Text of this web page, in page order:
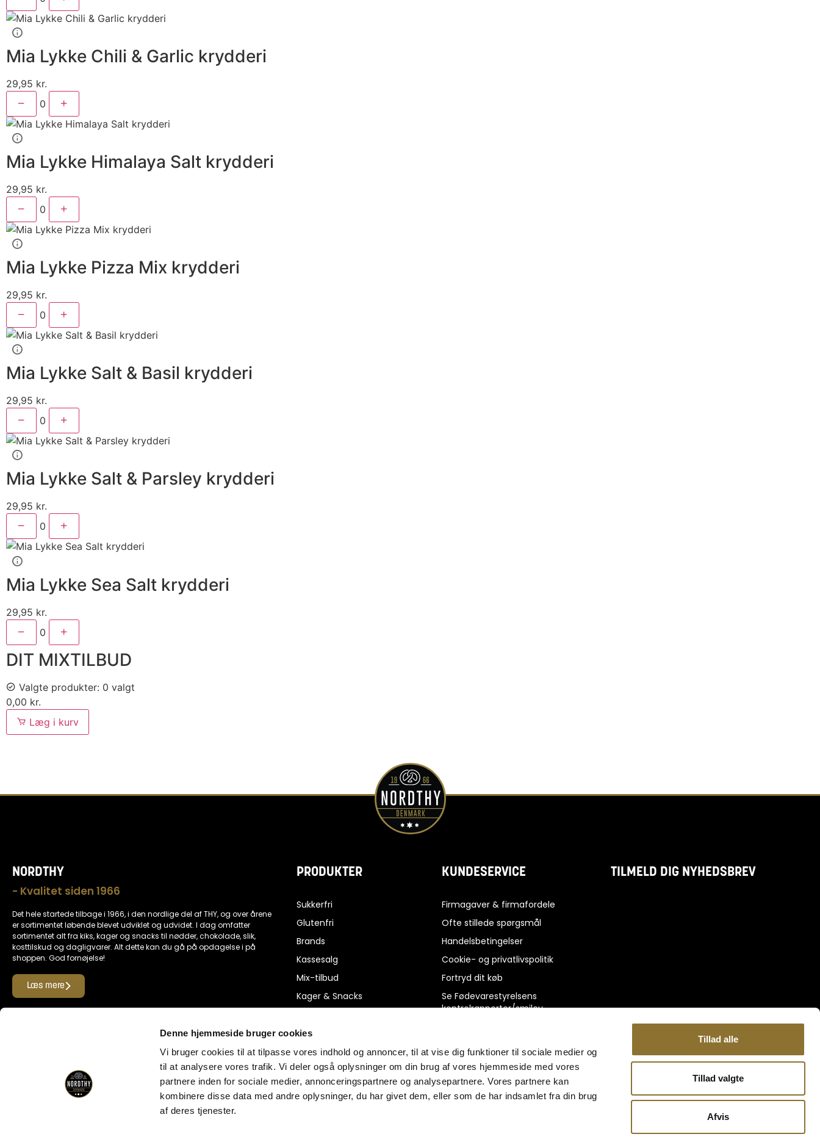
Denne hjemmeside bruger cookies
Vi bruger cookies til at tilpasse vores indhold og annoncer, til at vise dig funktioner til sociale medier og
til at analysere vores trafik. Vi deler også oplysninger om din brug af vores hjemmeside med vores
partnere inden for sociale medier, annonceringspartnere og analysepartnere. Vores partnere kan
kombinere disse data med andre oplysninger, du har givet dem, eller som de har indsamlet fra din brug
af deres tjenester.
Tillad alle
Tillad valgte
Afvis
Mia Lykke Chili & Garlic krydderi
29,95 kr.
0
Mia Lykke Himalaya Salt krydderi
29,95 kr.
0
Mia Lykke Pizza Mix krydderi
29,95 kr.
0
Mia Lykke Salt & Basil krydderi
29,95 kr.
0
Mia Lykke Salt & Parsley krydderi
29,95 kr.
0
Mia Lykke Sea Salt krydderi
29,95 kr.
0
DIT MIXTILBUD
Valgte produkter: 0 valgt
0,00 kr.
Læg i kurv
NORDTHY
- Kvalitet siden 1966
Det hele startede tilbage i 1966, i den nordlige del af THY, og over årene
er sortimentet løbende blevet udviklet og udvidet. I dag omfatter
sortimentet alt fra kiks, kager og snacks til nødder, chokolade, slik,
kosttilskud og dagligvarer. Alt dette kan du gå på opdagelse i på
shoppen. God fornøjelse!
Læs mere
Her kan du betale med
PRODUKTER
Sukkerfri
Glutenfri
Brands
Kassesalg
Mix-tilbud
Kager & Snacks
Protein, Energi & Kosttilskud
Dagligvarer
Kiks & kager
KUNDESERVICE
Firmagaver & firmafordele
Ofte stillede spørgsmål
Handelsbetingelser
Cookie- og privatlivspolitik
Fortryd dit køb
Se Fødevarestyrelsens
kontrolrapporter/smiley-
Ris og ros
Kontakt os
TILMELD DIG NYHEDSBREV